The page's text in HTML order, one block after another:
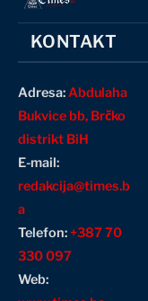
KONTAKT
Adresa:Abdulaha
Bukvice bb, Brčko
distrikt BiH
E-mail:
redakcija@times.b
a
Telefon:+387 70
330 097
Web: